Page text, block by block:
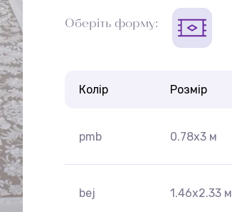
Оберіть форму:
Колір Розмір
pmb 0.78x3 м
bej 1.46x2.33 м